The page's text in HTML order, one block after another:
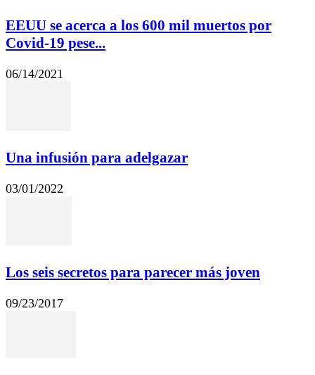
EEUU se acerca a los 600 mil muertos por
Covid-19 pese...
06/14/2021
Una infusión para adelgazar
03/01/2022
Los seis secretos para parecer más joven
09/23/2017